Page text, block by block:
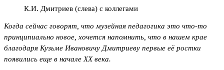
К.И. Дмитриев (слева) с коллегами
Когда сейчас говорят, что музейная педагогика это что-то
принципиально новое, хочется напомнить, что в нашем крае
благодаря Кузьме Ивановичу Дмитриеву первые её ростки
появились еще в начале ХХ века.